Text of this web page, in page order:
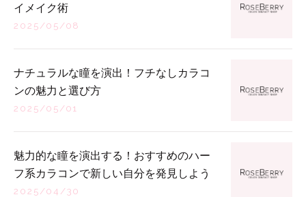
イメイク術
2025/05/08
ナチュラルな瞳を演出！フチなしカラコ
ンの魅力と選び方
2025/05/01
魅力的な瞳を演出する！おすすめのハー
フ系カラコンで新しい自分を発見しよう
2025/04/30